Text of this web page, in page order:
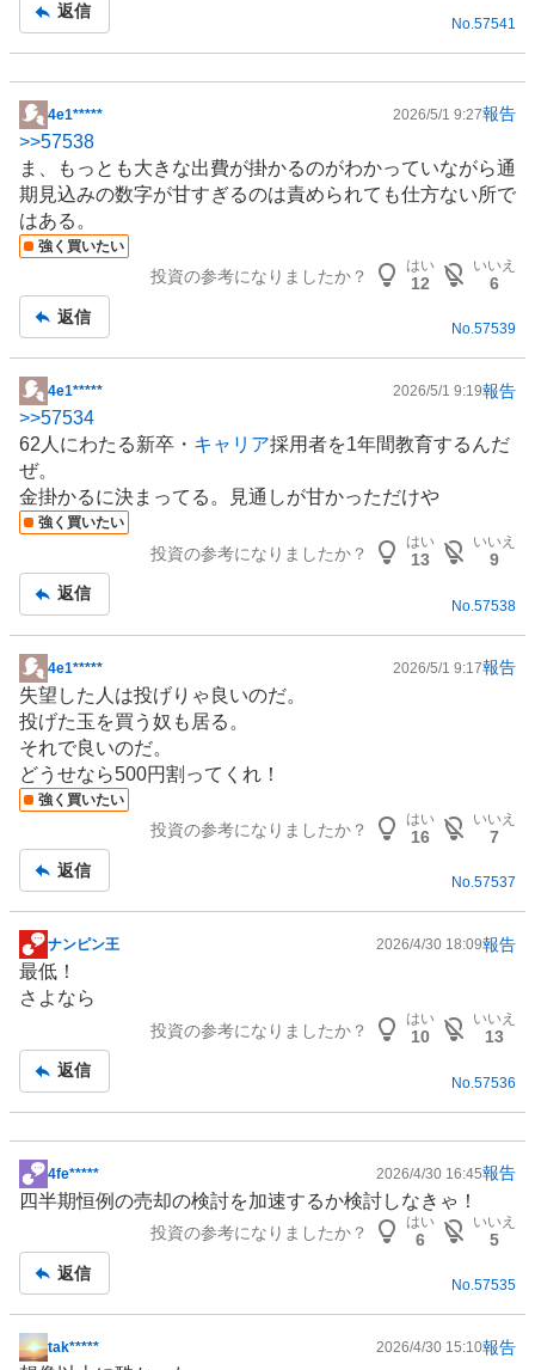
返信
No. 57541
掲
示
板
記
事
4e1***** 2026/5/1 9:27報告
>>57538
ま、もっとも大きな出費が掛かるのがわかっていながら通
期見込みの数字が甘すぎるのは責められても仕方ない所で
はある。
強く買いたい
投資の参考になりましたか？
はい
12
いいえ
6
返信
No.57539
掲
示
板
記
事
4e1***** 2026/5/1 9:19報告
>>57534
62人にわたる新卒・ キャリア採用者を1年間教育するんだ
ぜ。
金掛かるに決まってる。見通しが甘かっただけや
強く買いたい
投資の参考になりましたか？
はい
13
いいえ
9
返信
No. 57538
掲
示
板
記
事
4e1***** 2026/5/1 9:17報告
失望した人は投げりゃ良いのだ。
投げた玉を買う奴も居る。
それで良いのだ。
どうせなら500円割ってくれ！
強く買いたい
投資の参考になりましたか？
はい
16
いいえ
7
返信
No.57537
掲
示
板
ナンピン王 2026/4/30 18:09報告
最低！
さよなら
投資の参考になりましたか？
はい
10
いいえ
13
返信
No. 57536
掲
示
事
4fe***** 2026/4/30 16:45報告
四半期恒例の売却の検討を加速するか検討しなきゃ！
投資の参考になりましたか？
はい
6
いいえ
5
返信
No.57535
掲
tak***** 2026/4/30 15:10報告